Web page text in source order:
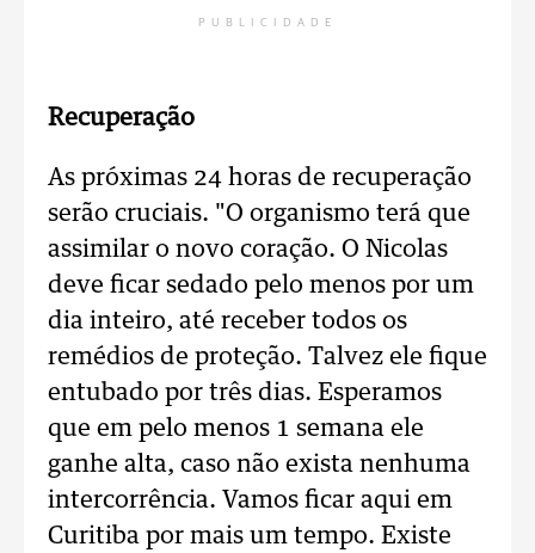
PUBLICIDADE
Recuperação
As próximas 24 horas de recuperação
serão cruciais. "O organismo terá que
assimilar o novo coração. O Nicolas
deve ficar sedado pelo menos por um
dia inteiro, até receber todos os
remédios de proteção. Talvez ele fique
entubado por três dias. Esperamos
que em pelo menos 1 semana ele
ganhe alta, caso não exista nenhuma
intercorrência. Vamos ficar aqui em
Curitiba por mais um tempo. Existe